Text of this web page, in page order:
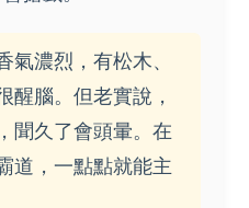
氣濃烈，有松木、
醒腦。但老實說，
聞久了會頭暈。在
道，一點點就能主